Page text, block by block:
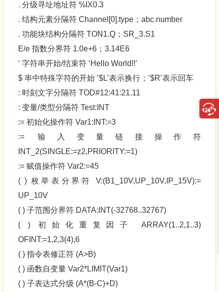
. 分级寻址地址符 %IX0.3
. 结构元素分隔符 Channel[0].type；abc.number
. 功能块结构分隔符 TON1.Q；SR_3.S1
E/e 指数分界符 1.0e+6；3.14E6
‘ 字符串开始/结束符 ‘Hello World!!’
$ 串中特殊字符的开始 ‘$L’表示换行；’$R’表示回车
: 时刻文字分隔符 TOD#12:41:21.11
: 变量/类型分隔符 Test:INT
:= 初始化操作符 Var1:INT:=3
:= 输入变量链接操作符
INT_2(SINGLE:=z2,PRIORITY:=1)
:= 赋值操作符 Var2:=45
( ) 枚举表分界符 V:(B1_10V,UP_10V,IP_15V):=
UP_10V
( ) 子范围分界符 DATA:INT(-32768..32767)
( ) 初始化重复因子 ARRAY(1..2,1..3)
OFINT:=1,2,3(4),6
( ) 指令表修正符 (A>B)
( ) 函数自变量 Var2*LIMIT(Var1)
( ) 子表达式分级 (A*(B-C)+D)